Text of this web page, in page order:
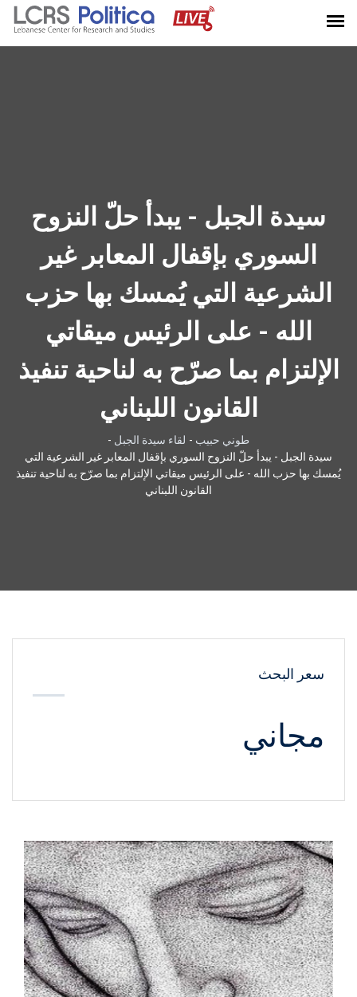
سيدة الجبل - يبدأ حلّ النزوح
السوري بإقفال المعابر غير
الشرعية التي يُمسك بها حزب
الله - على الرئيس ميقاتي
الإلتزام بما صرّح به لناحية تنفيذ
القانون اللبناني
طوني حبيب - لقاء سيدة الجبل -
سيدة الجبل - يبدأ حلّ النزوح السوري بإقفال المعابر غير الشرعية التي
يُمسك بها حزب الله - على الرئيس ميقاتي الإلتزام بما صرّح به لناحية تنفيذ
القانون اللبناني
سعر البحث
مجاني